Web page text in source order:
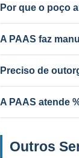
Por que o poço
Causas mais
PAAS diagnostica
A PAAS faz
Sim! A PAAS faz
Preciso de
Depende do
A PAAS atende
Sim! Desde 1985,
Outros